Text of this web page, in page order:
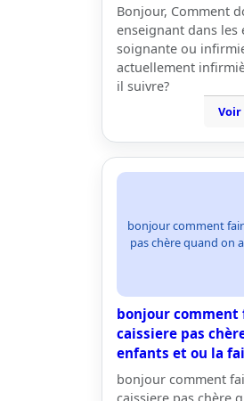
Bonjour, Comment
enseignant dans les
soignante ou
actuellement
il suivre?
bonjour comment
pas chère quand on
bonjour
caissiere pas
enfants et ou la
bonjour comment